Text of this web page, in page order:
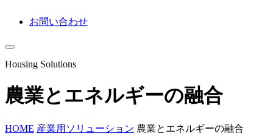
お問い合わせ
Housing Solutions
農業とエネルギーの融合
HOME 産業用ソリューション 農業とエネルギーの融合